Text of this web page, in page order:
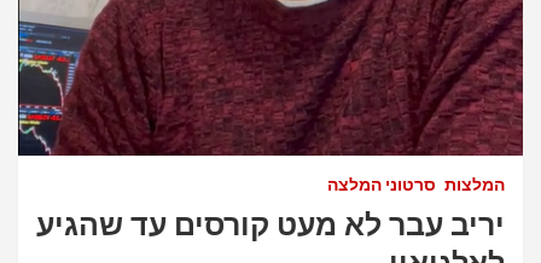
המלצות סרטוני המלצה
יריב עבר לא מעט קורסים עד שהגיע